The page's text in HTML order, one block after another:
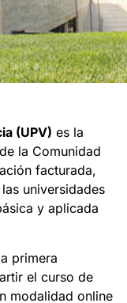
(UPV) es la
la Comunidad
facturada,
universidades
y aplicada
primera
el curso de
modalidad online